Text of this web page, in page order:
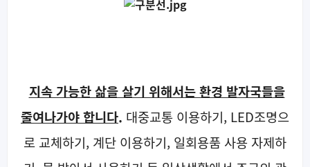
지속 가능한 삶을 살기 위해서는 환경 발자국들을
줄여나가야 합니다. 대중교통 이용하기, LED조명으
로 교체하기, 계단 이용하기, 일회용품 사용 자제하